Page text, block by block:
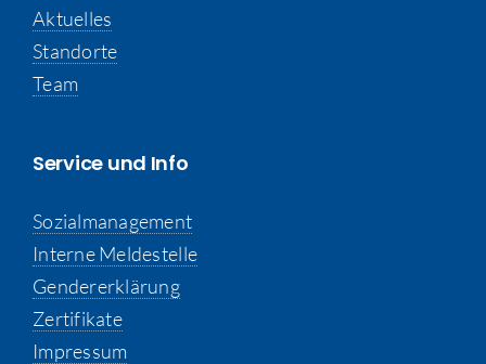
Aktuelles
Standorte
Team
Service und Info
Sozialmanagement
Interne Meldestelle
Gendererklärung
Zertifikate
Impressum